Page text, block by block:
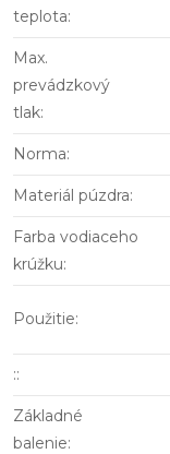
teplota:
Max.
prevádzkový
tlak:
Norma:
Materiál púzdra:
Farba vodiaceho
krúžku:
Použitie:
::
Základné
balenie: